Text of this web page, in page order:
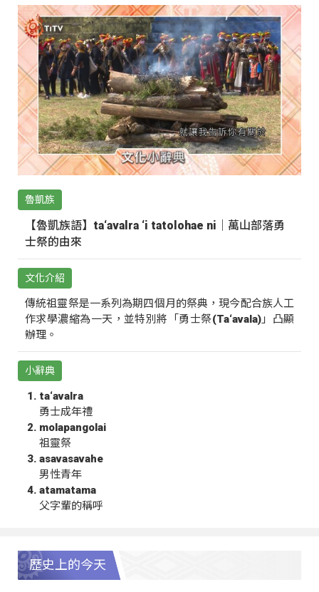
魯凱族
【魯凱族語】ta‘avalra ‘i tatolohae ni｜萬山部落勇
士祭的由來
文化介紹
傳統祖靈祭是一系列為期四個月的祭典，現今配合族人工
作求學濃縮為一天，並特別將「勇士祭(Ta‘avala)」凸顯
辦理。
小辭典
ta‘avalra
勇士成年禮
molapangolai
祖靈祭
asavasavahe
男性青年
atamatama
父字輩的稱呼
歷史上的今天